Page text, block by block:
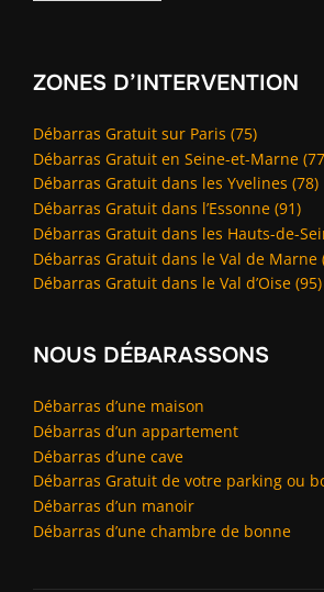
ZONES D’INTERVENTION
Débarras Gratuit sur Paris (75)
Débarras Gratuit en Seine-et-Marne
Débarras Gratuit dans les Yvelines (78)
Débarras Gratuit dans l’Essonne (91)
Débarras Gratuit dans les Hauts-de-
Débarras Gratuit dans le Val de Marne
Débarras Gratuit dans le Val d’Oise (95)
NOUS DÉBARASSONS
Débarras d’une maison
Débarras d’un appartement
Débarras d’une cave
Débarras Gratuit de votre parking ou
Débarras d’un manoir
Débarras d’une chambre de bonne